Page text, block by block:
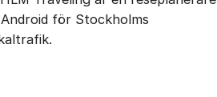
för Stockholms